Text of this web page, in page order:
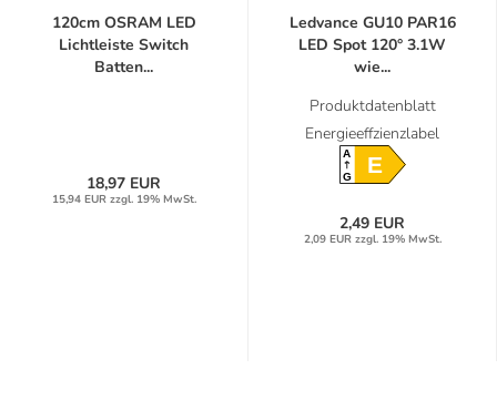
120cm OSRAM LED
Lichtleiste Switch
Batten...
18,97 EUR
15,94 EUR zzgl. 19% MwSt.
Ledvance GU10 PAR16
LED Spot 120° 3.1W
wie...
Produktdatenblatt
Energieeffzienzlabel
A
GE
2,49 EUR
2,09 EUR zzgl. 19% MwSt.